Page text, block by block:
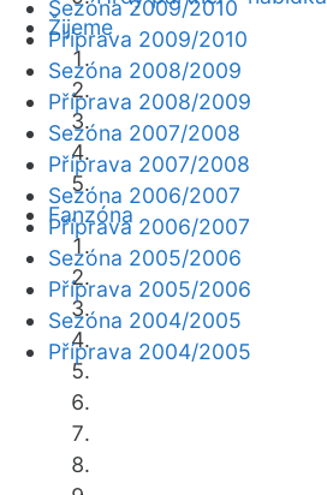
Žijeme
Fanzóna
Sezóna 2009/2010
Příprava 2009/2010
Sezóna 2008/2009
Příprava 2008/2009
Sezóna 2007/2008
Příprava 2007/2008
Sezóna 2006/2007
Příprava 2006/2007
Sezóna 2005/2006
Příprava 2005/2006
Sezóna 2004/2005
Příprava 2004/2005